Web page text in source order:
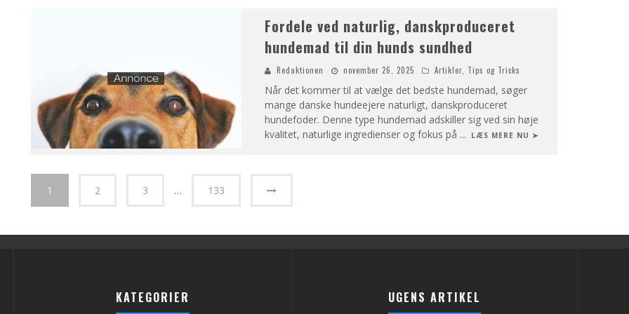
Fordele ved naturlig, danskproduceret
hundemad til din hunds sundhed
Redaktionen november 26, 2025 Artikler, Tips og Tricks
Når det kommer til at vælge det bedste hundemad, søger
mange danske hundeejere naturligt, danskproduceret
hundefoder. Denne type hundemad adskiller sig ved sin høje
kvalitet, naturlige ingredienser og fokus på ... LÆS MERE NU ➤
1 2 3 … 133
KATEGORIER UGENS ARTIKEL